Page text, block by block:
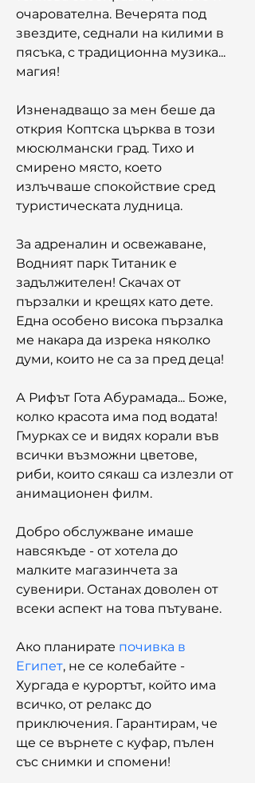
очарователна. Вечерята под
звездите, седнали на килими в
пясъка, с традиционна музика...
магия!
Изненадващо за мен беше да
открия Коптска църква в този
мюсюлмански град. Тихо и
смирено място, което
излъчваше спокойствие сред
туристическата лудница.
За адреналин и освежаване,
Водният парк Титаник е
задължителен! Скачах от
пързалки и крещях като дете.
Една особено висока пързалка
ме накара да изрека няколко
думи, които не са за пред деца!
А Рифът Гота Абурамада... Боже,
колко красота има под водата!
Гмурках се и видях корали във
всички възможни цветове,
риби, които сякаш са излезли от
анимационен филм.
Добро обслужване имаше
навсякъде - от хотела до
малките магазинчета за
сувенири. Останах доволен от
всеки аспект на това пътуване.
Ако планирате почивка в
Египет, не се колебайте -
Хургада е курортът, който има
всичко, от релакс до
приключения. Гарантирам, че
ще се върнете с куфар, пълен
със снимки и спомени!